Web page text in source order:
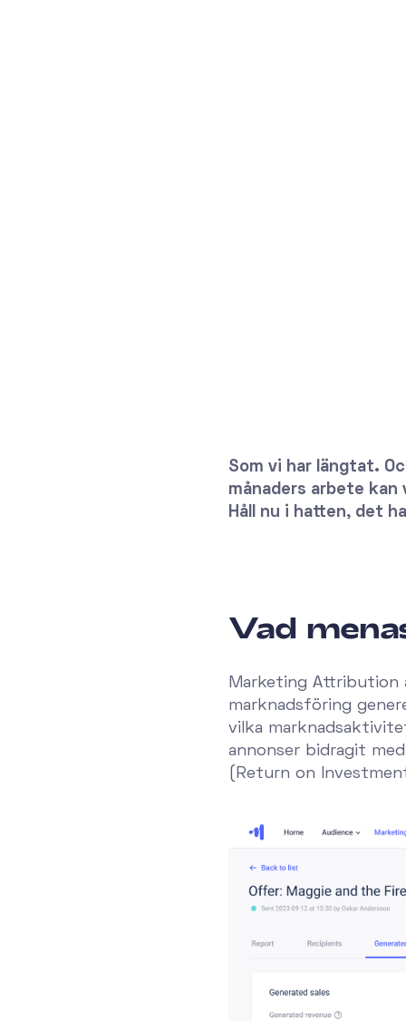
Som vi har längtat.
månaders arbete
Håll nu i hatten, det
Vad
Marketing Attribution
marknadsföring
vilka
annonser bidragit
(Return on